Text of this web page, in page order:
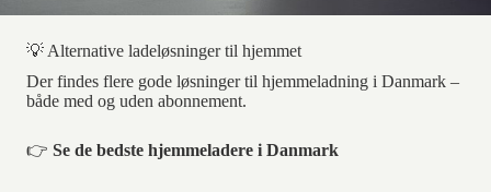
💡 Alternative ladeløsninger til hjemmet
Der findes flere gode løsninger til hjemmeladning i Danmark –
både med og uden abonnement.
👉 Se de bedste hjemmeladere i Danmark